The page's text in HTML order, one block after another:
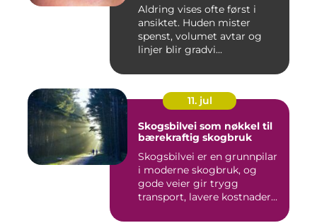
Aldring vises ofte først i
ansiktet. Huden mister
spenst, volumet avtar og
linjer blir gradvi...
11. jul
Skogsbilvei som nøkkel til
bærekraftig skogbruk
Skogsbilvei er en grunnpilar
i moderne skogbruk, og
gode veier gir trygg
transport, lavere kostnader...